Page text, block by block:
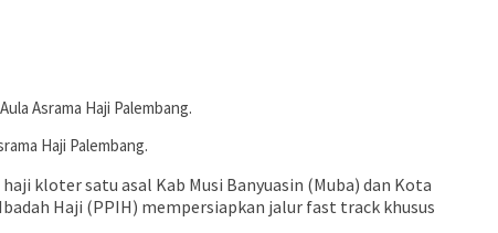
Asrama Haji Palembang.
Haji Palembang.
kloter satu asal Kab Musi Banyuasin (Muba) dan Kota
Haji (PPIH) mempersiapkan jalur fast track khusus